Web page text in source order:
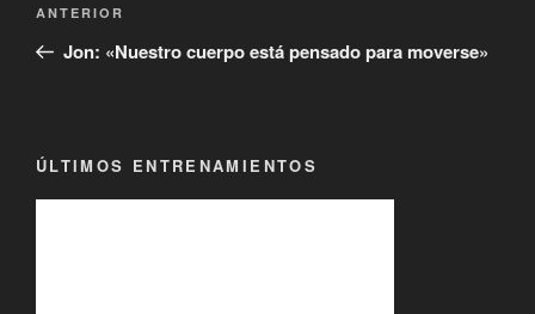
entradas
Entrada
anterior:
ANTERIOR
Jon: «Nuestro cuerpo está pensado para moverse»
ÚLTIMOS ENTRENAMIENTOS